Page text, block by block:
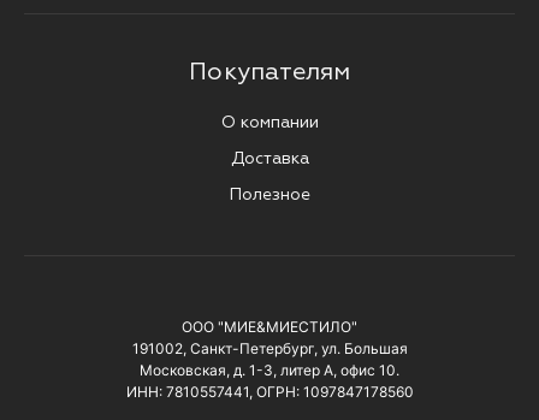
Покупателям
О компании
Доставка
Полезное
ООО "МИЕ&МИЕСТИЛО"
191002, Санкт-Петербург, ул. Большая
Московская, д. 1-3, литер А, офис 10.
ИНН: 7810557441, ОГРН: 1097847178560